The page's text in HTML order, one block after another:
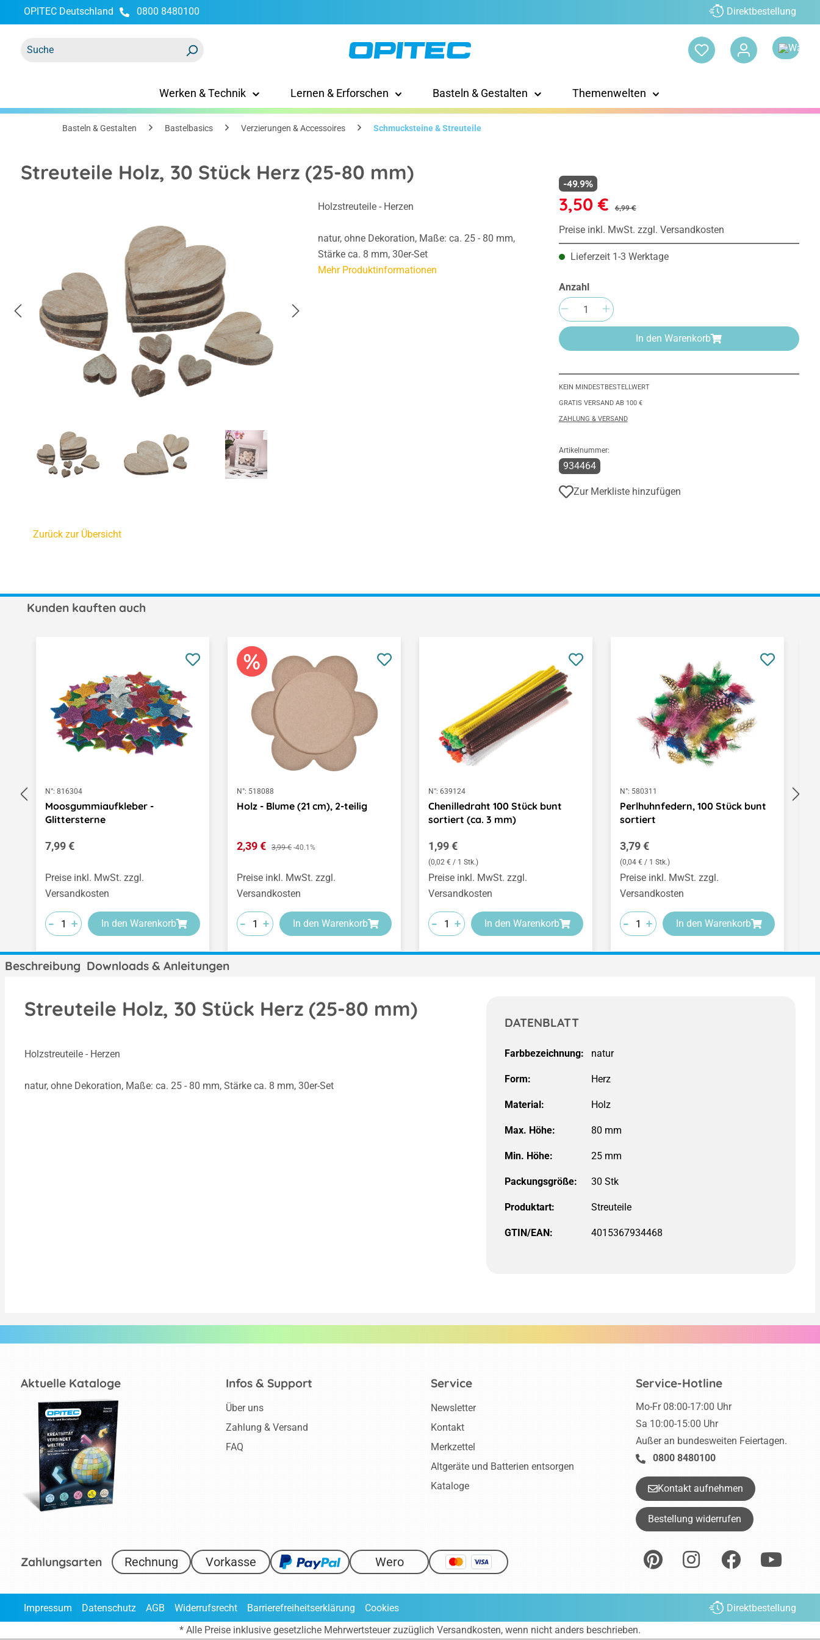
Zur Hauptnavigation springen
OPITEC Deutschland 0800 8480100 Direktbestellung
Werken & Technik Lernen & Erforschen Basteln & Gestalten Themenwelten
Basteln & Gestalten Bastelbasics Verzierungen & Accessoires Schmucksteine & Streuteile
Streuteile Holz, 30 Stück Herz (25-80 mm)
Holzstreuteile - Herzen
natur, ohne Dekoration, Maße: ca. 25 - 80 mm,
Stärke ca. 8 mm, 30er-Set
Mehr Produktinformationen
3,50 € 6,99 €
-49.9%
Preise inkl. MwSt. zzgl. Versandkosten
Lieferzeit 1-3 Werktage
Anzahl
Produkt Anzahl: Gib den gewünschten
In den Warenkorb
KEIN MINDESTBESTELLWERT
GRATIS VERSAND AB 100 €
ZAHLUNG & VERSAND
Artikelnummer:
934464
Zur Merkliste hinzufügen
Zurück zur Übersicht
Kunden kauften auch
N°: 816304
Moosgummiaufkleber -
Glittersterne
Regulärer Preis:
7,99 €
Preise inkl. MwSt. zzgl.
Versandkosten
-
-
- +
+
+ In den Warenkorb
N°: 518088
Holz - Blume (21 cm), 2-teilig
Verkaufspreis:
2,39 € Regulärer Preis:
3,99 € -40.1%
Preise inkl. MwSt. zzgl.
Versandkosten
-
-
- +
+
+ In den Warenkorb
N°: 639124
Chenilledraht 100 Stück bunt
sortiert (ca. 3 mm)
Regulärer Preis:
1,99 €
(0,02 € / 1 Stk.)
Preise inkl. MwSt. zzgl.
Versandkosten
-
-
- +
+
+ In den Warenkorb
N°: 580311
Perlhuhnfedern, 100 Stück bunt
sortiert
Regulärer Preis:
3,79 €
(0,04 € / 1 Stk.)
Preise inkl. MwSt. zzgl.
Versandkosten
-
-
- +
+
+ In den Warenkorb
Beschreibung Downloads & Anleitungen
Streuteile Holz, 30 Stück Herz (25-80 mm)
Holzstreuteile - Herzen
natur, ohne Dekoration, Maße: ca. 25 - 80 mm, Stärke ca. 8 mm, 30er-Set
DATENBLATT
Farbbezeichnung:
Form: Herz
Material:
Max. Höhe: 80 mm
Min. Höhe: 25 mm
Packungsgröße: 30 Stk
Produktart:
GTIN/EAN: 4015367934468
Aktuelle Kataloge Service-Hotline
Mo-Fr 08:00-17:00 Uhr
Sa 10:00-15:00 Uhr
Außer an bundesweiten Feiertagen.
0800 8480100
Kontakt aufnehmen
Bestellung widerrufen
Infos & Support
Über uns
Zahlung & Versand
FAQ
Service
Newsletter
Kontakt
Merkzettel
Altgeräte und Batterien entsorgen
Kataloge
Zahlungsarten Rechnung Vorkasse Wero
Impressum Datenschutz AGB Widerrufsrecht Barrierefreiheitserklärung Cookies
Direktbestellung
* Alle Preise inklusive gesetzliche Mehrwertsteuer zuzüglich Versandkosten, wenn nicht anders beschrieben.